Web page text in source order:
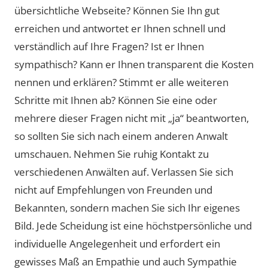
übersichtliche Webseite? Können Sie Ihn gut
erreichen und antwortet er Ihnen schnell und
verständlich auf Ihre Fragen? Ist er Ihnen
sympathisch? Kann er Ihnen transparent die Kosten
nennen und erklären? Stimmt er alle weiteren
Schritte mit Ihnen ab? Können Sie eine oder
mehrere dieser Fragen nicht mit „ja“ beantworten,
so sollten Sie sich nach einem anderen Anwalt
umschauen. Nehmen Sie ruhig Kontakt zu
verschiedenen Anwälten auf. Verlassen Sie sich
nicht auf Empfehlungen von Freunden und
Bekannten, sondern machen Sie sich Ihr eigenes
Bild. Jede Scheidung ist eine höchstpersönliche und
individuelle Angelegenheit und erfordert ein
gewisses Maß an Empathie und auch Sympathie